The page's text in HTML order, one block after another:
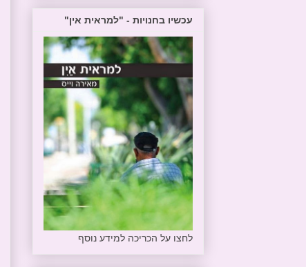
עכשיו בחנויות - "למראית אין"
לחצו על הכריכה למידע נוסף